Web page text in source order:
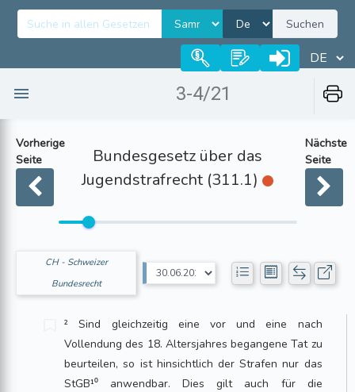
Suchen
3-4/21
Vorherige
Seite
Bundesgesetz über das
Jugendstrafrecht (311.1)
Nächste
Seite
CH - Schweizer
Bundesrecht
² Sind gleichzeitig eine vor und eine nach
Vollendung des 18. Altersjahres began­gene Tat zu
beurteilen, so ist hinsichtlich der Strafen nur das
StGB¹⁰ anwendbar. Dies gilt auch für die